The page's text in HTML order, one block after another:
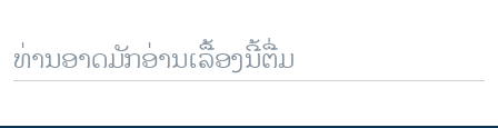
ທ່ານອາດມັກອ່ານເລື້ອງນີ້ຕື່ມ